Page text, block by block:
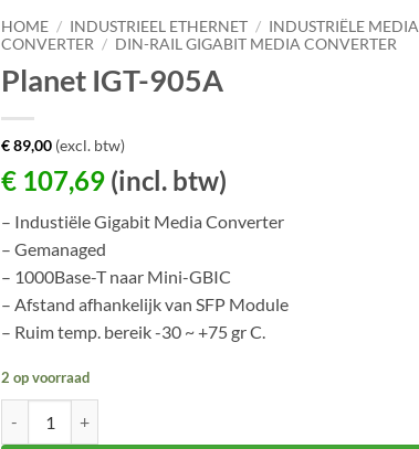
HOME / INDUSTRIEEL ETHERNET / INDUSTRIËLE MEDIA
CONVERTER / DIN-RAIL GIGABIT MEDIA CONVERTER
Planet IGT-905A
€89,00 (excl. btw)
€ 107,69 (incl. btw)
– Industiële Gigabit Media Converter
– Gemanaged
– 1000Base-T naar Mini-GBIC
– Afstand afhankelijk van SFP Module
– Ruim temp. bereik -30 ~ +75 gr C.
2 op voorraad